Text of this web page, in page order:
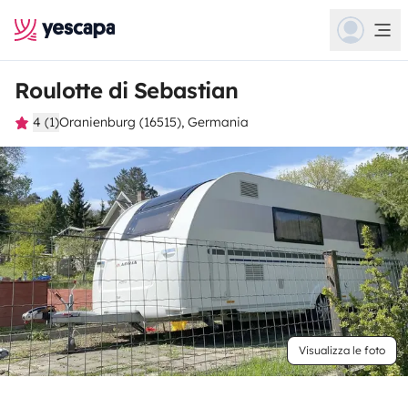
Roulotte di Sebastian
4 (1)Oranienburg (16515), Germania
Visualizza le foto